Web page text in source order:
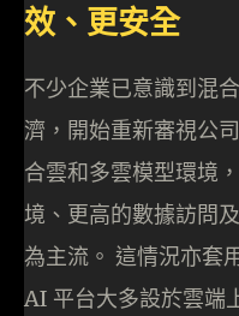
效、更安全
不少企業已意識到混
濟，開始重新審視公
合雲和多雲模型環境
境、更高的數據訪問
為主流。 這情況亦套
AI 平台大多設於雲端